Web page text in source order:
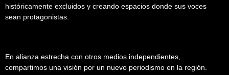
históricamente excluidos y creando espacios donde sus voces
sean protagonistas.
En alianza estrecha con otros medios independientes,
compartimos una visión por un nuevo periodismo en la región.